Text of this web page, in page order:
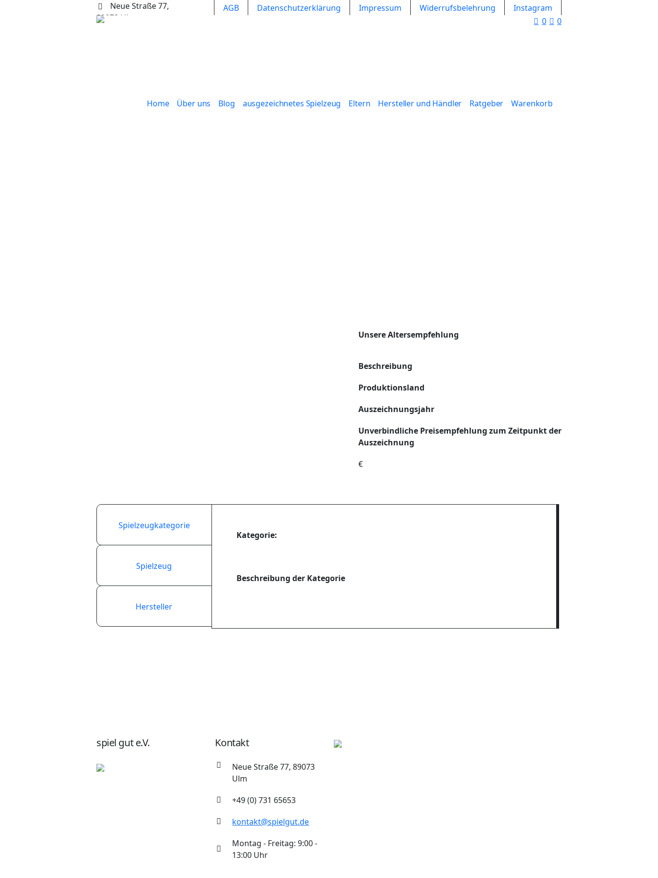
AGB Datenschutzerklärung Impressum Widerrufsbelehrung Instagram
Neue Straße 77,
89073 Ulm
0 0
Home Über uns Blog ausgezeichnetes Spielzeug Eltern Hersteller und Händler Ratgeber Warenkorb
Unsere Altersempfehlung
Beschreibung
Produktionsland
Auszeichnungsjahr
Unverbindliche Preisempfehlung zum Zeitpunkt der
Auszeichnung
€
Spielzeugkategorie
Spielzeug
Hersteller
Kategorie:
Beschreibung der Kategorie
spiel gut e.V. Kontakt
Neue Straße 77, 89073
Ulm
+49 (0) 731 65653
kontakt@spielgut.de
Montag - Freitag: 9:00 -
13:00 Uhr